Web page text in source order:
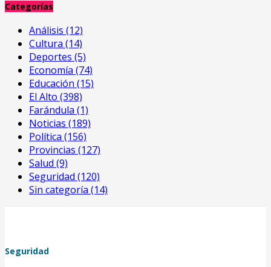
Categorías
Análisis (12)
Cultura (14)
Deportes (5)
Economía (74)
Educación (15)
El Alto (398)
Farándula (1)
Noticias (189)
Política (156)
Provincias (127)
Salud (9)
Seguridad (120)
Sin categoría (14)
Seguridad